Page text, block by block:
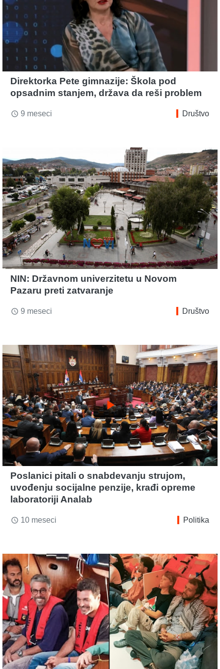
Direktorka Pete gimnazije: Škola pod
opsadnim stanjem, država da reši problem
access_time 9 meseci Društvo
NIN: Državnom univerzitetu u Novom
Pazaru preti zatvaranje
access_time 9 meseci Društvo
play_arrow
Poslanici pitali o snabdevanju strujom,
uvođenju socijalne penzije, krađi opreme
laboratoriji Analab
access_time 10 meseci Politika